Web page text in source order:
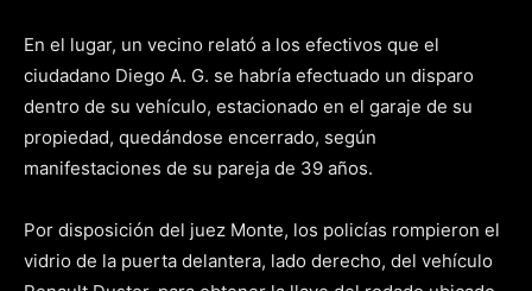
En el lugar, un vecino relató a los efectivos que el
ciudadano Diego A. G. se habría efectuado un disparo
dentro de su vehículo, estacionado en el garaje de su
propiedad, quedándose encerrado, según
manifestaciones de su pareja de 39 años.
Por disposición del juez Monte, los policías rompieron el
vidrio de la puerta delantera, lado derecho, del vehículo